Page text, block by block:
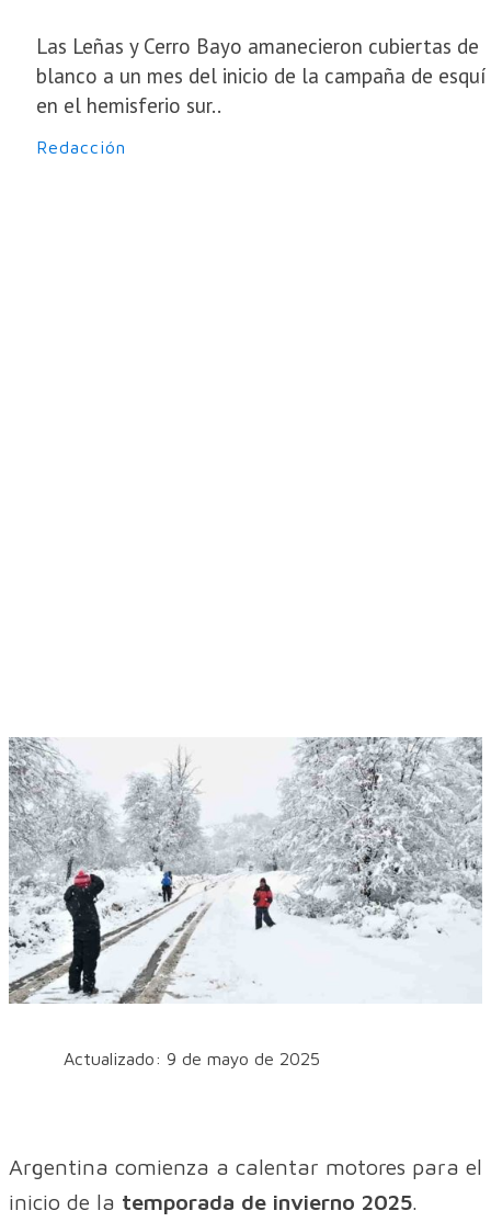
Las Leñas y Cerro Bayo amanecieron cubiertas de
blanco a un mes del inicio de la campaña de esquí
en el hemisferio sur..
Redacción
Actualizado: 9 de mayo de 2025
Argentina comienza a calentar motores para el
inicio de la temporada de invierno 2025.